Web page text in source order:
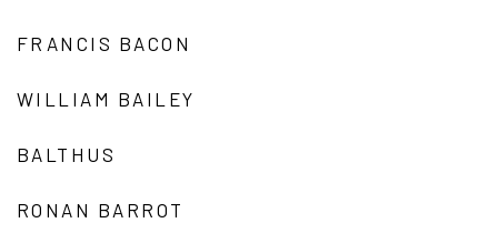
FRANCIS BACON
WILLIAM BAILEY
BALTHUS
RONAN BARROT